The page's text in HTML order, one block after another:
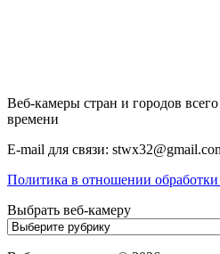
Веб-камеры стран и городов
времени
E-mail для связи:
Политика в отношении обработки
Выбрать веб-камеру
Выбрать